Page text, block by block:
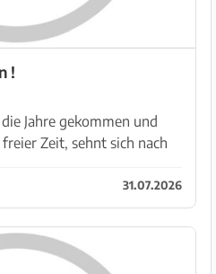
!
Jahre gekommen und
Zeit, sehnt sich nach
31.07.2026